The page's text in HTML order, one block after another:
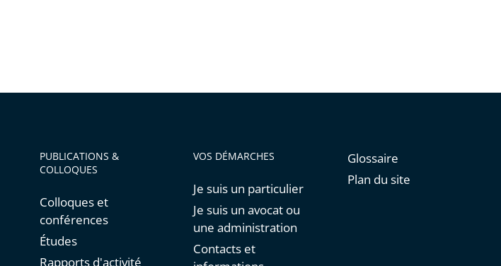
PUBLICATIONS &
COLLOQUES
Colloques et
conférences
Études
Rapports d'activité
VOS DÉMARCHES
Je suis un particulier
Je suis un avocat ou
une administration
Contacts et
Glossaire
Plan du site